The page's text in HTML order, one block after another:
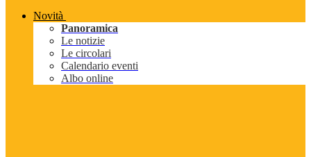
Novità
Panoramica
Le notizie
Le circolari
Calendario eventi
Albo online